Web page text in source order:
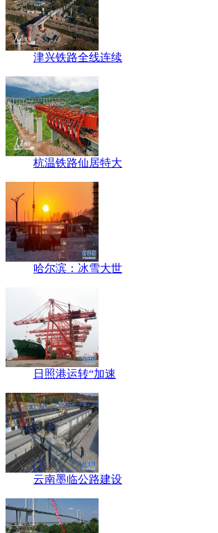
津兴铁路全线连续
杭温铁路仙居特大
哈尔滨：冰雪大世
日照港运转“加速
云南墨临公路建设